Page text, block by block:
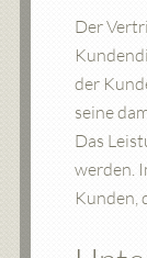
Der
der
seine
Das
werden.
Kunden,